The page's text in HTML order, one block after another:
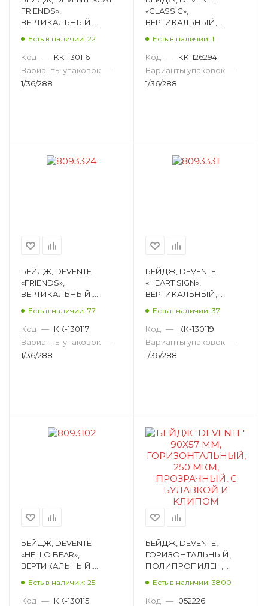
FRIENDS»,
ВЕРТИКАЛЬНЫЙ,
Есть в наличии: 22
Код — КК-130116
Варианты упаковок —
1/36/288
«CLASSIC»,
ВЕРТИКАЛЬНЫЙ,
АССОРТИ 8093315
Есть в наличии: 1
Код — КК-126294
Варианты упаковок —
1/36/288
БЕЙДЖ, DEVENTE
«FRIENDS»,
ВЕРТИКАЛЬНЫЙ,
Есть в наличии: 77
Код — КК-130117
Варианты упаковок —
1/36/288
БЕЙДЖ, DEVENTE
«HEART SIGN»,
ВЕРТИКАЛЬНЫЙ,
Есть в наличии: 37
Код — КК-130119
Варианты упаковок —
1/36/288
БЕЙДЖ, DEVENTE
«HELLO BEAR»,
ВЕРТИКАЛЬНЫЙ,
АССОРТИ 8093102
Есть в наличии: 25
Код — КК-130115
БЕЙДЖ, DEVENTE,
ГОРИЗОНТАЛЬНЫЙ,
ПОЛИПРОПИЛЕН,
Есть в наличии: 3800
Код — 052226